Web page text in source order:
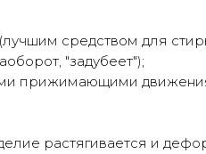
средством для
"задубеет");
прижимающими
растягивается и
25% 25%
оплата картой